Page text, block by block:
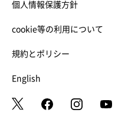
個人情報保護方針
cookie等の利用について
規約とポリシー
English